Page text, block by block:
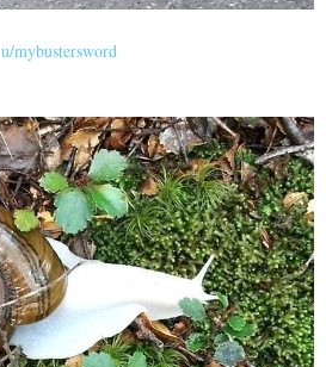
u/mybustersword